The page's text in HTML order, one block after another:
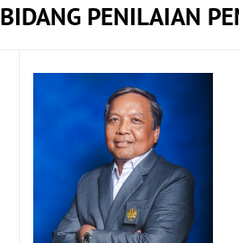
BIDANG PENILAIAN